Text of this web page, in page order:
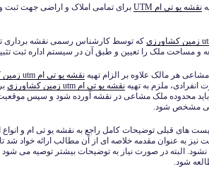
نقشه یو تی ام UTM
برای تمامی املاک و اراضی جهت
که توسط کارشناس رسمی نقشه برداری
و مساحت ملک را تعیین و طبق آن در سیستم اداره ثبت
هر مالک علاوه بر الزام تهیه نقشه یو تی ام utm زمین کشاورزی
ملزم به تهیه نقشه یو تی ام utm زمین کشاورزی
باید محدوده ملک مشاعی در نقشه آورده شود و سپس
مشخص شود.
پست های قبلی توضیحات کامل راجع به نقشه یو تی ام و
به عنوان مقدمه خلاصه ای از آن مطالب ارائه خواد شد
البته در صورت نیاز به توضیحات بیشتر توصیه می
شود.